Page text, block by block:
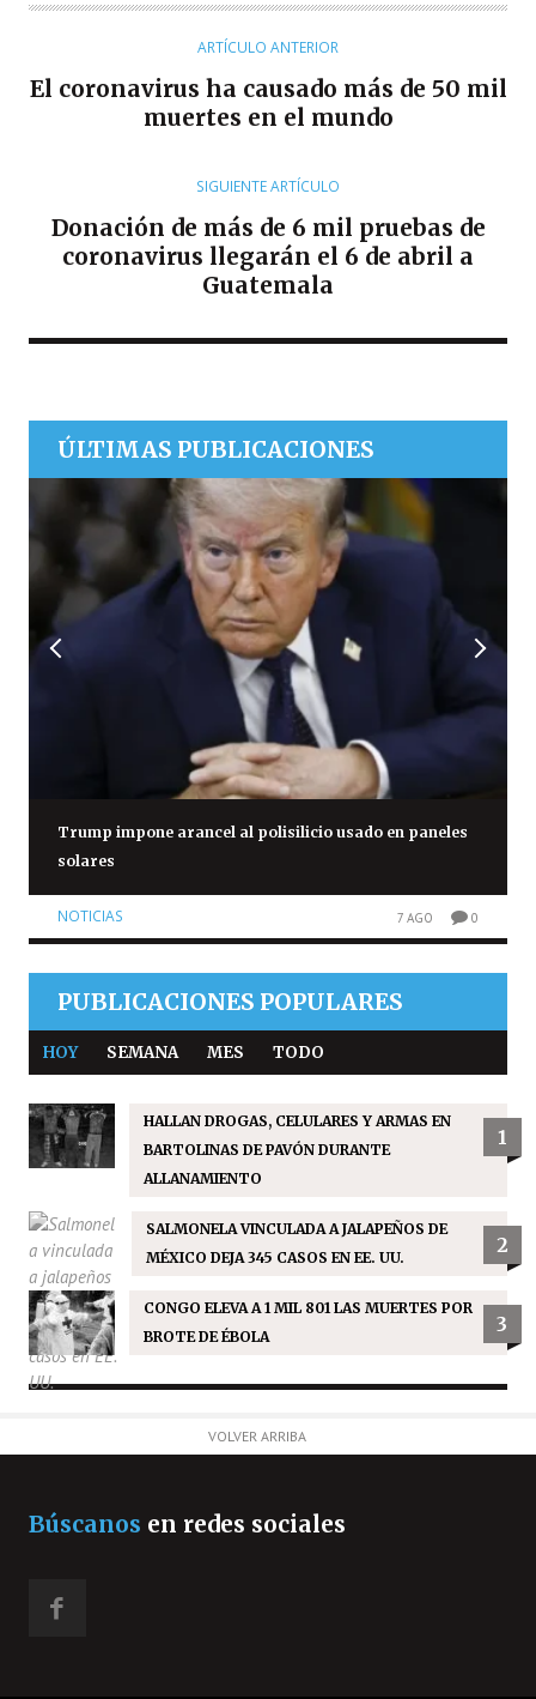
O
ARTÍCULO ANTERIOR
El coronavirus ha causado más de 50 mil
muertes en el mundo
SIGUIENTE ARTÍCULO
Donación de más de 6 mil pruebas de
coronavirus llegarán el 6 de abril a
Guatemala
ÚLTIMAS PUBLICACIONES
Trump impone arancel al polisilicio usado en paneles
solares
NOTICIAS 7 AGO 0
PUBLICACIONES POPULARES
HOY SEMANA MES TODO
HALLAN DROGAS, CELULARES Y ARMAS EN
BARTOLINAS DE PAVÓN DURANTE
ALLANAMIENTO
1
SALMONELA VINCULADA A JALAPEÑOS DE
MÉXICO DEJA 345 CASOS EN EE. UU.
2
CONGO ELEVA A 1 MIL 801 LAS MUERTES POR
BROTE DE ÉBOLA
3
VOLVER ARRIBA
Búscanos en redes sociales